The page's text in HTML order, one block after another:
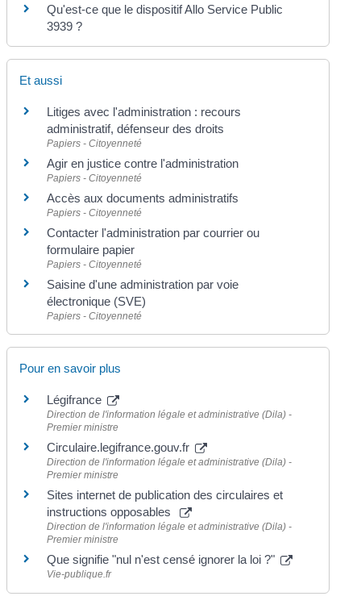
Qu'est-ce que le dispositif Allo Service Public
3939 ?
Et aussi
Litiges avec l'administration : recours
administratif, défenseur des droits
Papiers - Citoyenneté
Agir en justice contre l'administration
Papiers - Citoyenneté
Accès aux documents administratifs
Papiers - Citoyenneté
Contacter l'administration par courrier ou
formulaire papier
Papiers - Citoyenneté
Saisine d'une administration par voie
électronique (SVE)
Papiers - Citoyenneté
Pour en savoir plus
Légifrance
Direction de l'information légale et administrative (Dila) -
Premier ministre
Circulaire.legifrance.gouv.fr
Direction de l'information légale et administrative (Dila) -
Premier ministre
Sites internet de publication des circulaires et
instructions opposables
Direction de l'information légale et administrative (Dila) -
Premier ministre
Que signifie "nul n'est censé ignorer la loi ?"
Vie-publique.fr